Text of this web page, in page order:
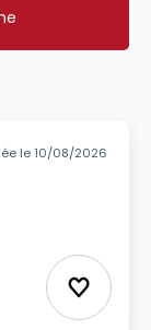
recherche
le 10/08/2026
Ajouter